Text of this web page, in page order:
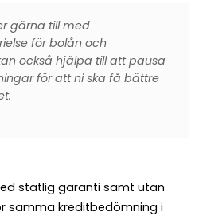
gärna till med
för bolån och
också hjälpa till att pausa
för att ni ska få bättre
statlig garanti samt utan
samma kreditbedömning i